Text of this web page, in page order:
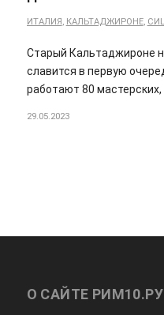
ИТАЛИЯ, КАЛЬТАДЖИРОНЕ,
Старый Кальтаджироне
славится в первую
работают 80 мастерских,
29.05.2023
О САЙТЕ РИМ10.РУ